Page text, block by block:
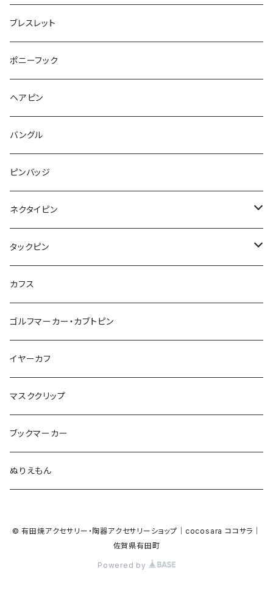
pattern
こいのぼり
マーブル
カメオ
星
鳥
アルファベット
ハロウィン
Bubble
Animal
マーブル
こいのぼり
てんとう虫
鳥
食品
カメラ
Triangle
食品
ハロウィン
カモフラージュ
square
天使
リボン
カメラ
レッサーパンダ
ブタ
マーメイド
雲
月
惑星
星
唐津土
lip
フルーツ
アイスクリーム
マーブル
音楽
カメオ
ハート
モザイク
パン
くま
コアラ
羊
牛
カメ
イルカ
カエル
ラッコ
bag
フルーツ
さくらんぼ
レモン
てんとう虫
野菜
雲
月
惑星
星
こいのぼり
カメラ
音楽
バイオリン
カメオ
バルーン
マーメイド
メガネ
ガラス
カメラ
リボン
ラリエット
モザイク
ハート
アルファベット
ハロウィン
紐
鳥
バルーン
マーブル
カモフラージュ
lip
フルーツ
パン
ガラス
リボン
マーブル
鳥
星
アルファベット
ハロウィン
カメオ
2トーン
ハート
ブレスレット
ポニーフック
ヘアピン
バングル
ピンバッジ
ネクタイピン
結び
スクエア
タックピン
結び
カフス
ゴルフマーカー・カブトピン
イヤーカフ
マスククリップ
ブックマーカー
ぬりえもん
© 有田焼アクセサリー・陶器アクセサリーショップ｜cocosara ココサラ｜
佐賀県有田町
Powered by